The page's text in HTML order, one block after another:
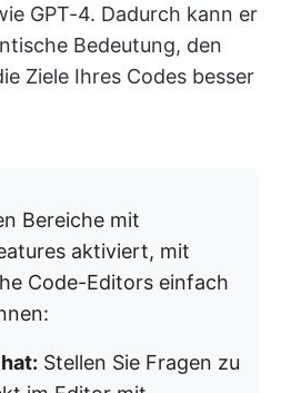
GPT-4. Dadurch kann er
Bedeutung, den
Ziele Ihres Codes besser
Bereiche mit
aktiviert, mit
Code-Editors einfach
Stellen Sie Fragen zu